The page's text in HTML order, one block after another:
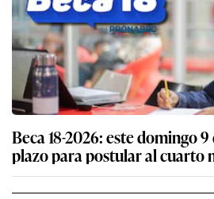
Beca 18-2026: este domingo
plazo para postular al cuarto